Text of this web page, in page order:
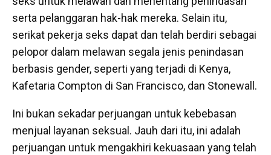
serta pelanggaran hak-hak mereka. Selain itu,
serikat pekerja seks dapat dan telah berdiri sebagai
pelopor dalam melawan segala jenis penindasan
berbasis gender, seperti yang terjadi di Kenya,
Kafetaria Compton di San Francisco, dan Stonewall.
Ini bukan sekadar perjuangan untuk kebebasan
menjual layanan seksual. Jauh dari itu, ini adalah
perjuangan untuk mengakhiri kekuasaan yang telah